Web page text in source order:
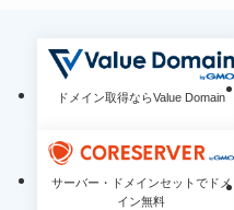
ドメイン取得ならValue Domain
コアサーバー
サーバー・ドメインセットでドメ
イン無料